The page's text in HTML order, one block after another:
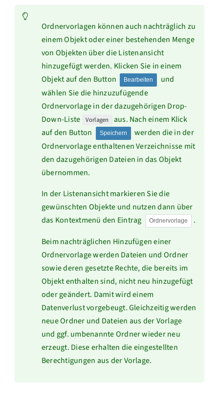
Ordnervorlagen können auch nachträglich zu
einem Objekt oder einer bestehenden Menge
von Objekten über die Listenansicht
hinzugefügt werden. Klicken Sie in einem
Objekt auf den Button
Bearbeiten
und
wählen Sie die hinzuzufügende
Ordnervorlage in der dazugehörigen Drop-
Down-Liste
Vorlagen
aus. Nach einem Klick
auf den Button
Speichern
werden die in der
Ordnervorlage enthaltenen Verzeichnisse mit
den dazugehörigen Dateien in das Objekt
übernommen.
In der Listenansicht markieren Sie die
gewünschten Objekte und nutzen dann über
das Kontextmenü den Eintrag
Ordnervorlage
.
Beim nachträglichen Hinzufügen einer
Ordnervorlage werden Dateien und Ordner
sowie deren gesetzte Rechte, die bereits im
Objekt enthalten sind, nicht neu hinzugefügt
oder geändert. Damit wird einem
Datenverlust vorgebeugt. Gleichzeitig werden
neue Ordner und Dateien aus der Vorlage
und ggf. umbenannte Ordner wieder neu
erzeugt. Diese erhalten die eingestellten
Berechtigungen aus der Vorlage.